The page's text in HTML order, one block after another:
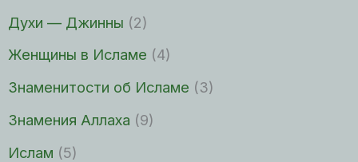
Духи — Джинны (2)
Женщины в Исламе (4)
Знаменитости об Исламе (3)
Знамения Аллаха (9)
Ислам (5)